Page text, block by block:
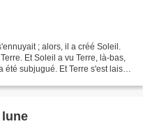
; alors, il a créé Soleil.
Et Soleil a vu Terre, là-bas,
subjugué. Et Terre s'est laissé
lune